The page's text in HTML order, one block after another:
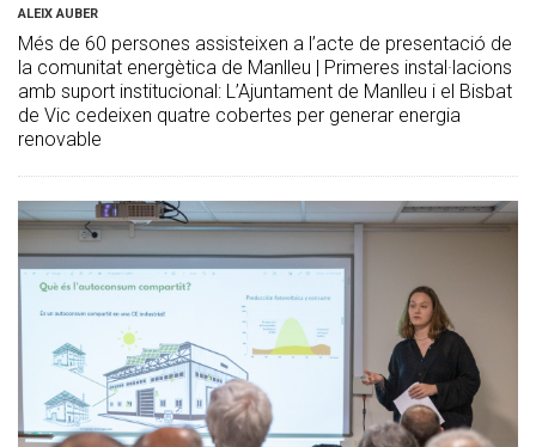
ALEIX AUBER
Més de 60 persones assisteixen a l’acte de presentació de
la comunitat energètica de Manlleu | Primeres instal·lacions
amb suport institucional: L’Ajuntament de Manlleu i el Bisbat
de Vic cedeixen quatre cobertes per generar energia
renovable